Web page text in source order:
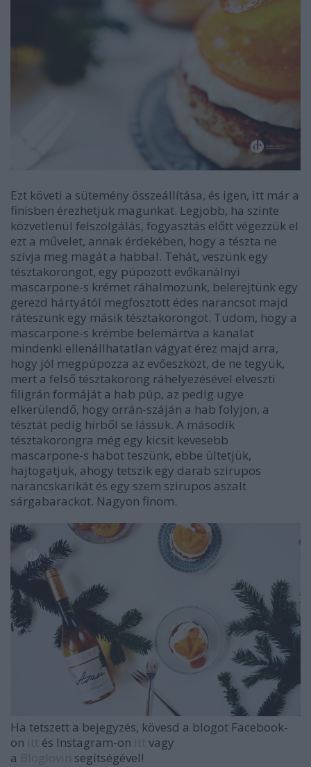
Ezt követi a sütemény összeállítása, és igen, itt már a
finisben érezhetjük magunkat. Legjobb, ha szinte
közvetlenül felszolgálás, fogyasztás előtt végezzük el
ezt a művelet, annak érdekében, hogy a tészta ne
szívja meg magát a habbal. Tehát, veszünk egy
tésztakorongot, egy púpozott evőkanálnyi
mascarpone-s krémet ráhalmozunk, belerejtünk egy
gerezd hártyától megfosztott édes narancsot majd
ráteszünk egy másik tésztakorongot. Tudom, hogy a
mascarpone-s krémbe belemártva a kanalat
mindenki ellenállhatatlan vágyat érez majd arra,
hogy jól megpúpozza az evőeszközt, de ne tegyük,
mert a felső tésztakorong ráhelyezésével elveszti
filigrán formáját a hab púp, az pedig ugye
elkerülendő, hogy orrán-száján a hab folyjon, a
tésztát pedig hírből se lássuk. A második
tésztakorongra még egy kicsit kevesebb
mascarpone-s habot teszünk, ebbe ültetjük,
hajtogatjuk, ahogy tetszik egy darab szirupos
narancskarikát és egy szem szirupos aszalt
sárgabarackot. Nagyon finom.
Ha tetszett a bejegyzés, kövesd a blogot Facebook-
on
és Instagram-on
vagy
a
segítségével!